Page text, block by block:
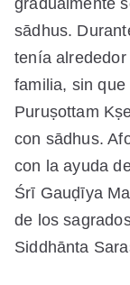
sādhus.
tenía
familia, sin
Puruṣottam
con sādhus.
con la ayuda
Śrī Gauḍīya
de los
Siddhānta